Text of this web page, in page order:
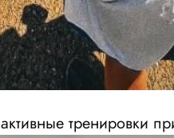
тренировки